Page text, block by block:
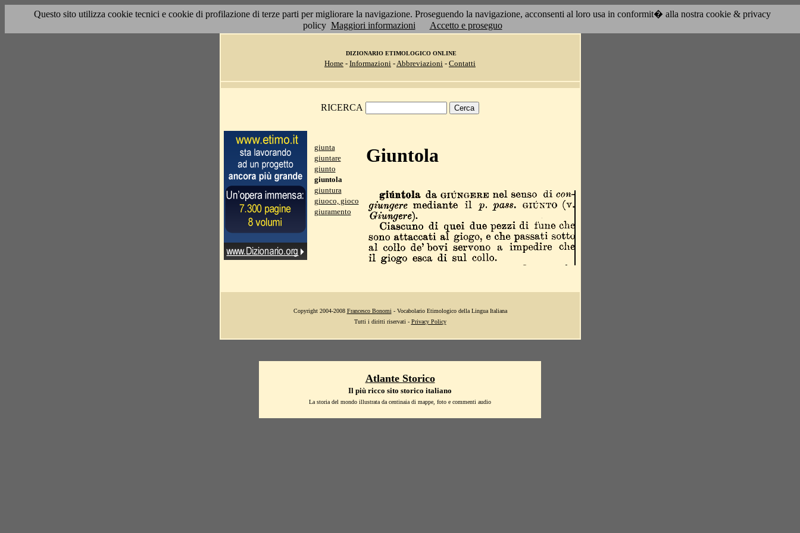
Questo sito utilizza cookie tecnici e cookie di profilazione di terze parti per migliorare la navigazione. Proseguendo la navigazione, acconsenti al loro usa in conformit� alla nostra cookie & privacy
policy Maggiori informazioni Accetto e proseguo
DIZIONARIO ETIMOLOGICO ONLINE
Home - Informazioni -Abbreviazioni - Contatti
RICERCA
giunta
giuntare
giunto
giuntola
giuntura
giuoco, gioco
giuramento
Giuntola
Copyright 2004-2008 Francesco Bonomi - Vocabolario Etimologico della Lingua Italiana
Tutti i diritti riservati - Privacy Policy
Atlante Storico
Il più ricco sito storico italiano
La storia del mondo illustrata da centinaia di mappe, foto e commenti audio